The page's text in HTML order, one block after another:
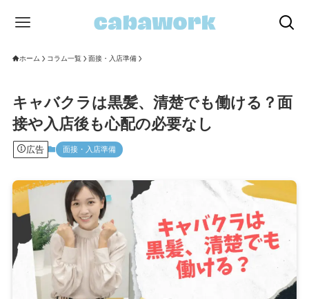
ホーム コラム一覧 面接・入店準備
キャバクラは黒髪、清楚でも働ける？面
接や入店後も心配の必要なし
広告 面接・入店準備